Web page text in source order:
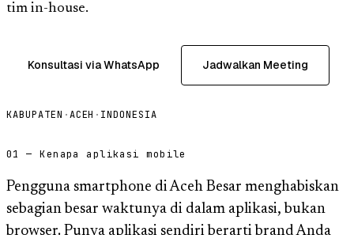
tim in-house.
Konsultasi via WhatsApp Jadwalkan Meeting
KABUPATEN ·ACEH · INDONESIA
01 — Kenapa aplikasi mobile
Pengguna smartphone di Aceh Besar menghabiskan
sebagian besar waktunya di dalam aplikasi, bukan
browser. Punya aplikasi sendiri berarti brand Anda